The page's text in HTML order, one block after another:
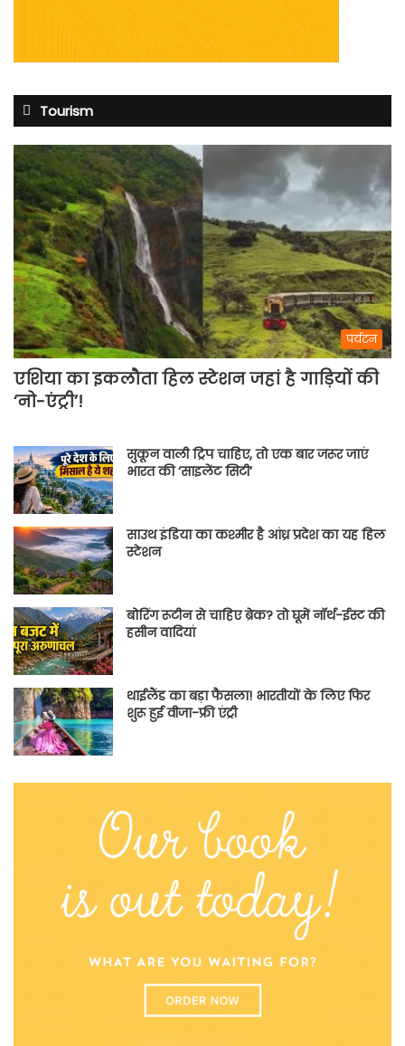
Tourism
पर्यटन
एशिया का इकलौता हिल स्टेशन जहां है गाड़ियों की
‘नो-एंट्री’!
सुकून वाली ट्रिप चाहिए, तो एक बार जरूर जाएं
भारत की ‘साइलेंट सिटी’
साउथ इंडिया का कश्मीर है आंध्र प्रदेश का यह हिल
स्टेशन
बोरिंग रूटीन से चाहिए ब्रेक? तो घूमें नॉर्थ-ईस्ट की
हसीन वादियां
थाईलैंड का बड़ा फैसला! भारतीयों के लिए फिर
शुरू हुई वीजा-फ्री एंट्री